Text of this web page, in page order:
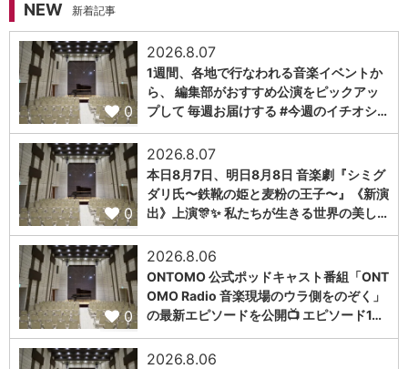
NEW 新着記事
0
2026.8.07
1週間、各地で行なわれる音楽イベントか
ら、 編集部がおすすめ公演をピックアッ
プして 毎週お届けする #今週のイチオシ…
0
2026.8.07
本日8月7日、明日8月8日 音楽劇『シミグ
ダリ氏〜鉄靴の姫と麦粉の王子〜』《新演
出》上演🎊✨ 私たちが生きる世界の美し…
0
2026.8.06
ONTOMO 公式ポッドキャスト番組「ONT
OMO Radio 音楽現場のウラ側をのぞく」
の最新エピソードを公開📺 エピソード1…
2026.8.06